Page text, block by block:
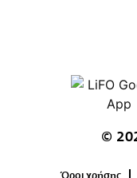
©
Όροι χρήσης